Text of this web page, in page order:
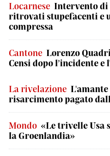
Locarnese Intervento di
ritrovati stupefacenti e
compressa
Cantone Lorenzo
Censi dopo l’incidente
La rivelazione
risarcimento pagato
Mondo «Le trivelle Usa
la Groenlandia»